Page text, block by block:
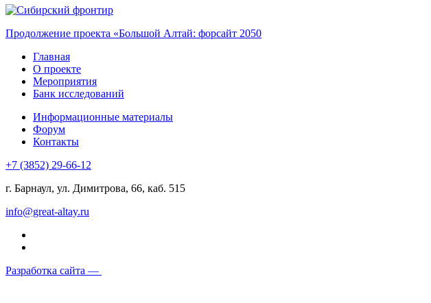
Продолжение проекта «Большой Алтай: форсайт 2050
Главная
О проекте
Мероприятия
Банк исследований
Информационные материалы
Форум
Контакты
+7 (3852) 29-66-12
г. Барнаул, ул. Димитрова, 66, каб. 515
info@great-altay.ru
Разработка сайта —